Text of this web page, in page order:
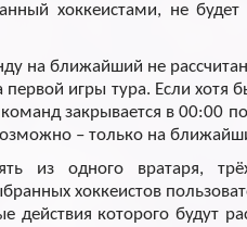
хоккеистами, не будет
на ближайший не
игры тура. Если хотя
закрывается в 00:00
– только на
из одного вратаря,
хоккеистов
действия которого будут